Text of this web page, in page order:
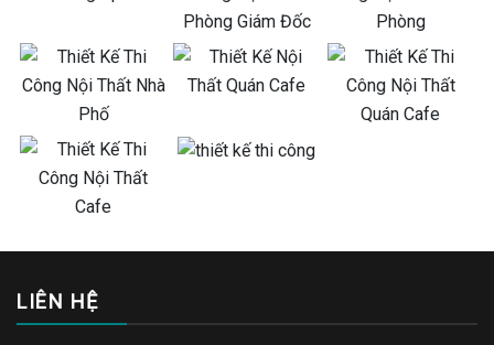
LIÊN HỆ